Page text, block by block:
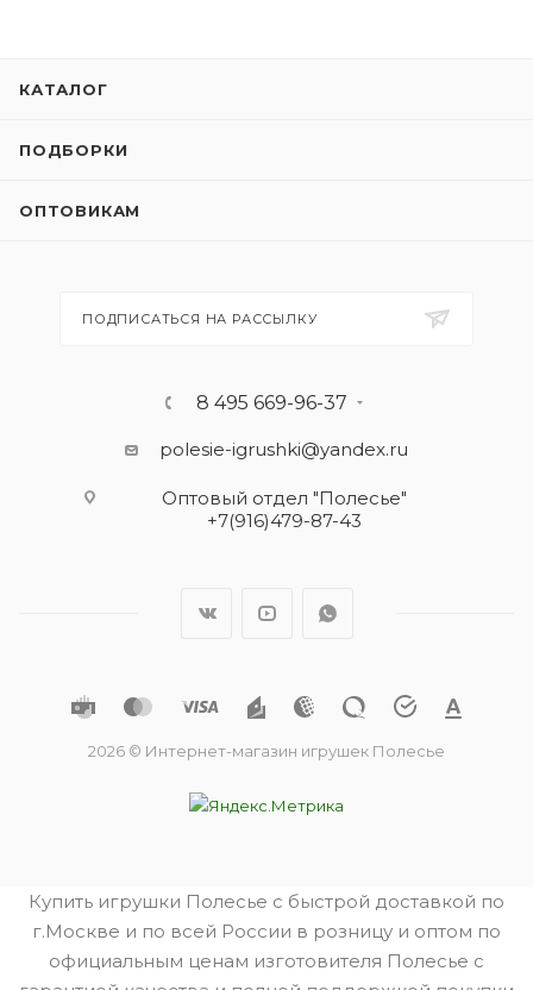
КАТАЛОГ
ПОДБОРКИ
ОПТОВИКАМ
ПОДПИСАТЬСЯ НА РАССЫЛКУ
8 495 669-96-37
polesie-igrushki@yandex.ru
Оптовый отдел "Полесье"
+7(916)479-87-43
2026 © Интернет-магазин игрушек Полесье
Купить игрушки Полесье с быстрой доставкой по
г.Москве и по всей России в розницу и оптом по
официальным ценам изготовителя Полесье с